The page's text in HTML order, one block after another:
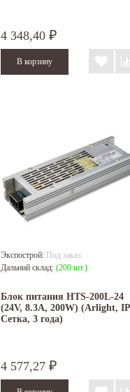
4 348,40 ₽
Экспострой: Под заказ
Дальний склад: (200 шт.)
Блок питания HTS-200L-24
(24V, 8.3A, 200W) (Arlight,
Сетка, 3 года)
4 577,27 ₽